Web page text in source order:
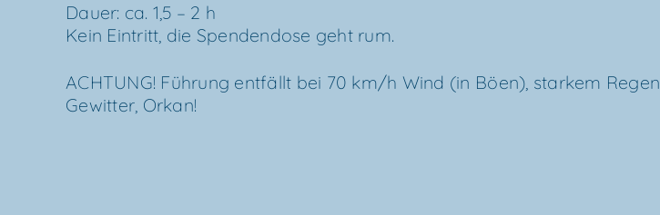
Dau­er: ca. 1,5 – 2 h
Kein Ein­tritt, die Spen­den­do­se geht rum.
ACH­TUNG! Füh­rung ent­fällt bei 70 km/​h Wind (in Böen), star­kem Regen,
Gewit­ter, Orkan!